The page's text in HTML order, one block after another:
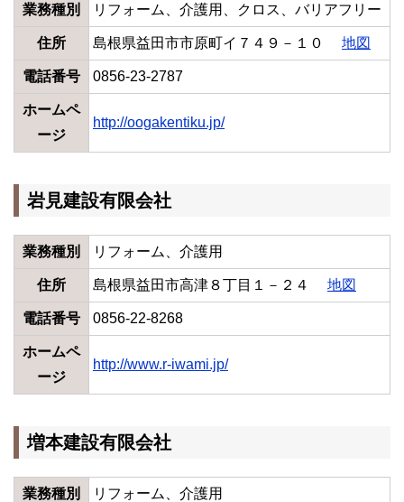
業務種別 リフォーム、介護用、クロス、バリアフリー
住所 島根県益田市市原町イ７４９－１０ 地図
電話番号 0856-23-2787
ホームペ
ージ
http://oogakentiku.jp/
岩見建設有限会社
業務種別 リフォーム、介護用
住所 島根県益田市高津８丁目１－２４ 地図
電話番号 0856-22-8268
ホームペ
ージ
http://www.r-iwami.jp/
増本建設有限会社
業務種別 リフォーム、介護用